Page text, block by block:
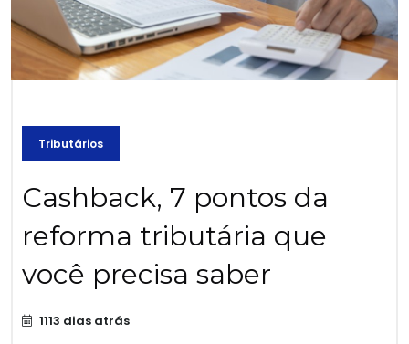
Tributários
Cashback, 7 pontos da
reforma tributária que
você precisa saber
1113 dias atrás